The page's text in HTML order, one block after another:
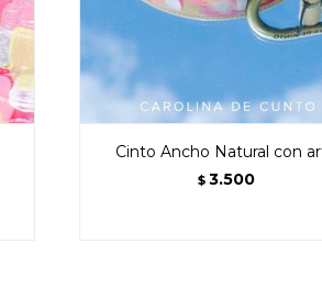
Cinto Ancho Natural con
$ 3.500